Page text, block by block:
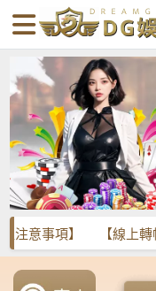
Primary
Menu
搜
尋
關
字: